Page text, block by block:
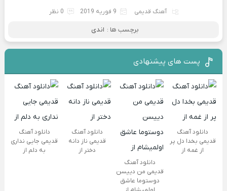
آهنگ قدیمی 9 فوریه 2019 0 نظر
برچسب ها : اندی
پست های پیشنهادی
دانلود آهنگ
قدیمی بخدا دل پر
از غمه از
دانلود آهنگ
قدیمی من دییسن
دوستوما عاشق
دانلود آهنگ
قدیمی ناز دانه
دختر از
دانلود آهنگ
قدیمی جایی نداری
به دلم از